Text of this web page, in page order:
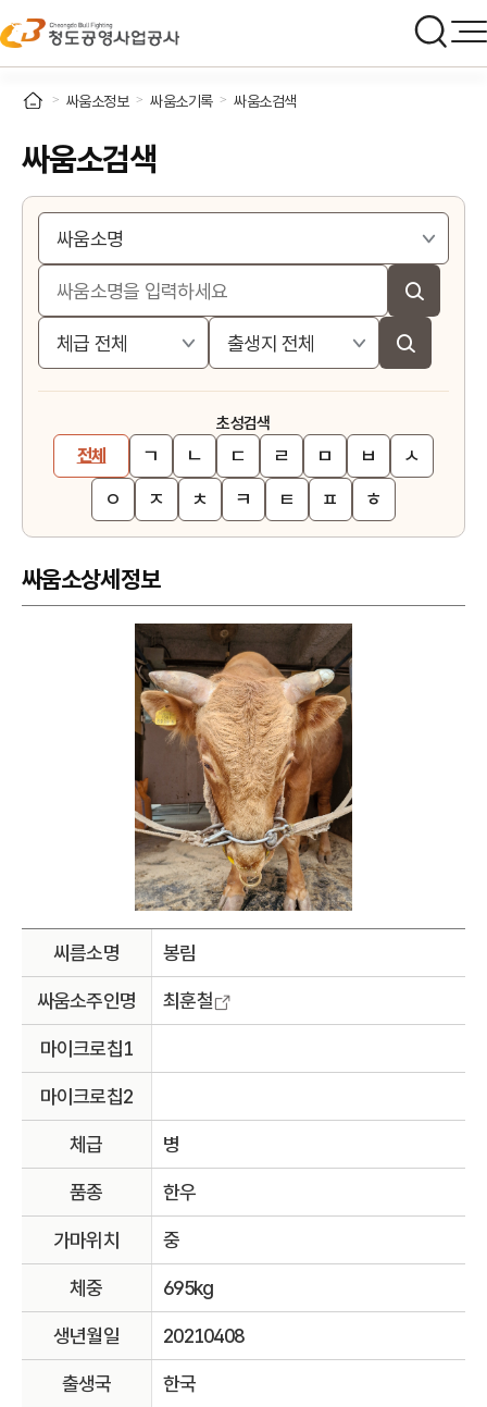
싸움소정보 싸움소기록 싸움소검색
싸움소검색
초성검색
전체 ㄱ ㄴ ㄷ ㄹ ㅁ ㅂ
ㅅ
ㅇ
ㅈ ㅊ ㅋ ㅌ ㅍ ㅎ
싸움소상세정보
씨름소명 봉림
싸움소주인명 최훈철
마이크로칩1
마이크로칩2
체급 병
품종 한우
가마위치 중
체중 695kg
생년월일 20210408
출생국 한국